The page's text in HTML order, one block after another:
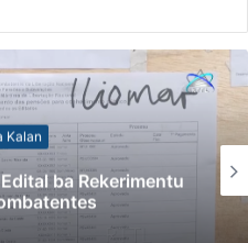
Kalan
ba Rekerimentu